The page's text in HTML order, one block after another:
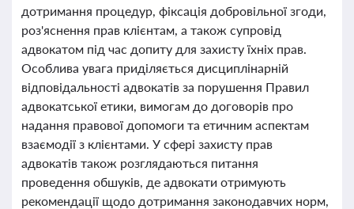
дотримання процедур, фіксація добровільної згоди,
роз'яснення прав клієнтам, а також супровід
адвокатом під час допиту для захисту їхніх прав.
Особлива увага приділяється дисциплінарній
відповідальності адвокатів за порушення Правил
адвокатської етики, вимогам до договорів про
надання правової допомоги та етичним аспектам
взаємодії з клієнтами. У сфері захисту прав
адвокатів також розглядаються питання
проведення обшуків, де адвокати отримують
рекомендації щодо дотримання законодавчих норм,